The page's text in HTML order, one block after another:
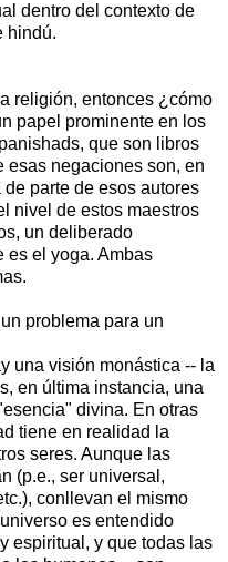
dentro del contexto de
hindú.
religión, entonces ¿cómo
papel prominente en los
que son libros
esas negaciones son, en
parte de esos autores
nivel de estos maestros
un deliberado
es el yoga. Ambas
problema para un
una visión monástica -- la
en última instancia, una
divina. En otras
tiene en realidad la
seres. Aunque las
(p.e., ser universal,
conllevan el mismo
es entendido
espiritual, y que todas las